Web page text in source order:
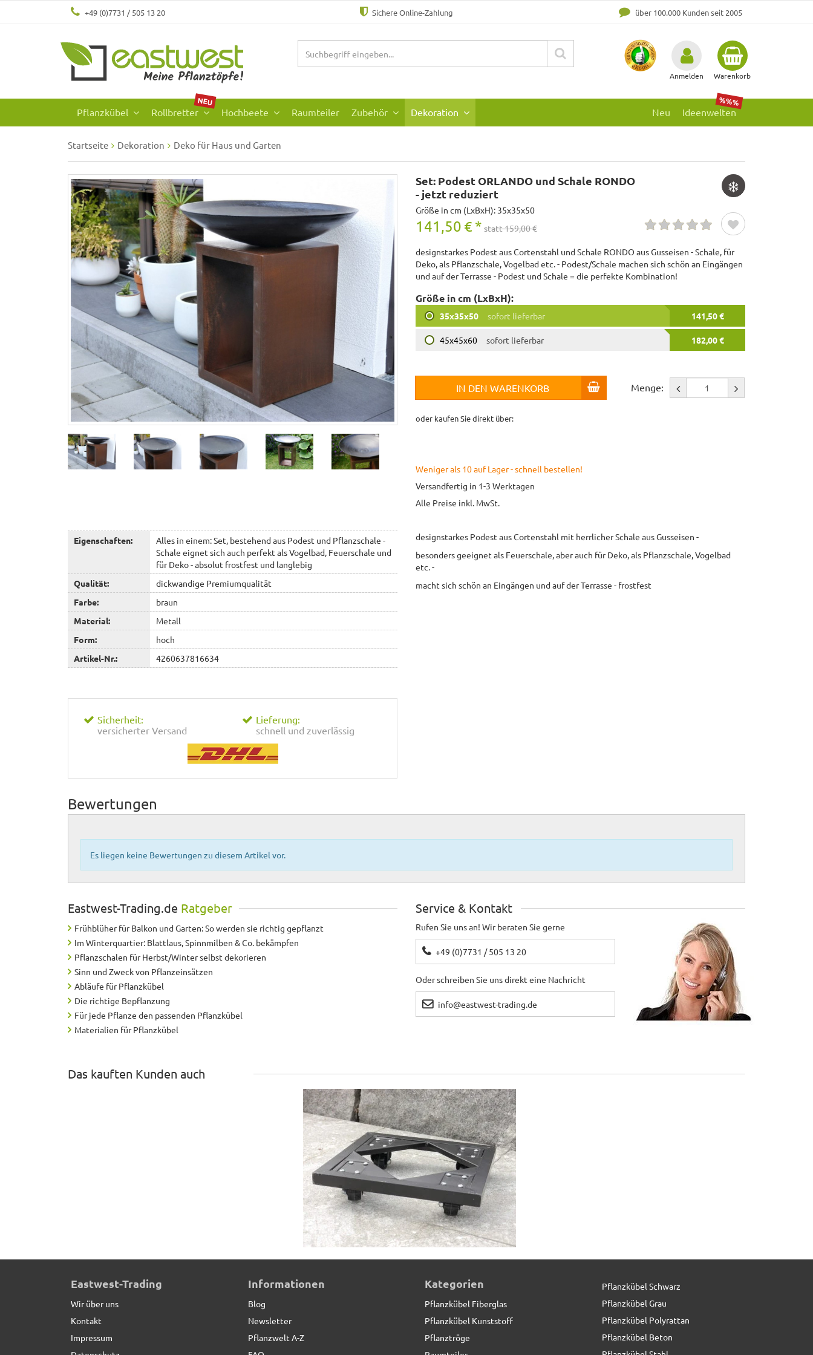
+49 (0)7731 / 505 13 20 Sichere Online-Zahlung über 100.000 Kunden seit 2005
Anmelden Warenkorb
Pflanzkübel Rollbretter
NEU
Hochbeete Raumteiler Zubehör Dekoration Ideenwelten
%%%
Neu
Startseite Dekoration Deko für Haus und Garten
Set: Podest ORLANDO und Schale RONDO
- jetzt reduziert
Größe in cm (LxBxH): 35x35x50
141,50 € * statt 159,00 €
designstarkes Podest aus Cortenstahl und Schale RONDO aus Gusseisen - Schale, für
Deko, als Pflanzschale, Vogelbad etc. - Podest/Schale machen sich schön an Eingängen
und auf der Terrasse - Podest und Schale = die perfekte Kombination!
Größe in cm (LxBxH):
35x35x50 141,50 €
sofort lieferbar
45x45x60 182,00 €
sofort lieferbar
IN DEN WARENKORB Menge:
oder kaufen Sie direkt über:
Weniger als 10 auf Lager - schnell bestellen!
Versandfertig in 1-3 Werktagen
Alle Preise inkl. MwSt.
Eigenschaften:
Alles in einem: Set, bestehend aus Podest und Pflanzschale -
Schale eignet sich auch perfekt als Vogelbad, Feuerschale und
für Deko - absolut frostfest und langlebig
Qualität:
dickwandige Premiumqualität
Farbe:
braun
Material:
Metall
Form:
hoch
Artikel-Nr.:
4260637816634
Sicherheit:
versicherter Versand
Lieferung:
schnell und zuverlässig
designstarkes Podest aus Cortenstahl mit herrlicher Schale aus Gusseisen -
besonders geeignet als Feuerschale, aber auch für Deko, als Pflanzschale, Vogelbad
etc. -
macht sich schön an Eingängen und auf der Terrasse - frostfest
Bewertungen
Es liegen keine Bewertungen zu diesem Artikel vor.
Eastwest-Trading.de Ratgeber
Frühblüher für Balkon und Garten: So werden sie richtig gepflanzt
Im Winterquartier: Blattlaus, Spinnmilben & Co. bekämpfen
Pflanzschalen für Herbst/Winter selbst dekorieren
Sinn und Zweck von Pflanzeinsätzen
Abläufe für Pflanzkübel
Die richtige Bepflanzung
Für jede Pflanze den passenden Pflanzkübel
Materialien für Pflanzkübel
Service & Kontakt
Rufen Sie uns an! Wir beraten Sie gerne
+49 (0)7731 / 505 13 20
Oder schreiben Sie uns direkt eine Nachricht
info@eastwest-trading.de
Das kauften Kunden auch
ultrastarke Pflanzenroller aus Metall, schwarz
Eastwest-Trading
Wir über uns
Kontakt
Impressum
Informationen
Blog
Newsletter
Pflanzwelt A-Z
Kategorien
Pflanzkübel Fiberglas
Pflanzkübel Kunststoff
Pflanztröge
Pflanzkübel Schwarz
Pflanzkübel Grau
Pflanzkübel Polyrattan
Pflanzkübel Beton